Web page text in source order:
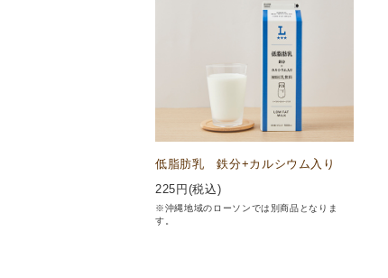
低脂肪乳 鉄分+カルシウム入り
225 円(税込)
※沖縄地域のローソンでは別商品となりま
す。